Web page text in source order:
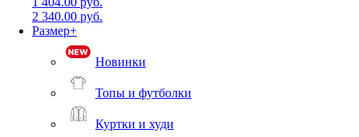
2 340.00 руб.
Размер+
Новинки
Топы и футболки
Куртки и худи